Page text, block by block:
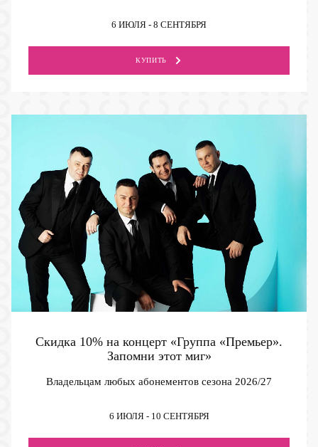
6 ИЮЛЯ - 8 СЕНТЯБРЯ
КУПИТЬ
Скидка 10% на концерт «Группа «Премьер».
Запомни этот миг»
Владельцам любых абонементов сезона 2026/27
6 ИЮЛЯ - 10 СЕНТЯБРЯ